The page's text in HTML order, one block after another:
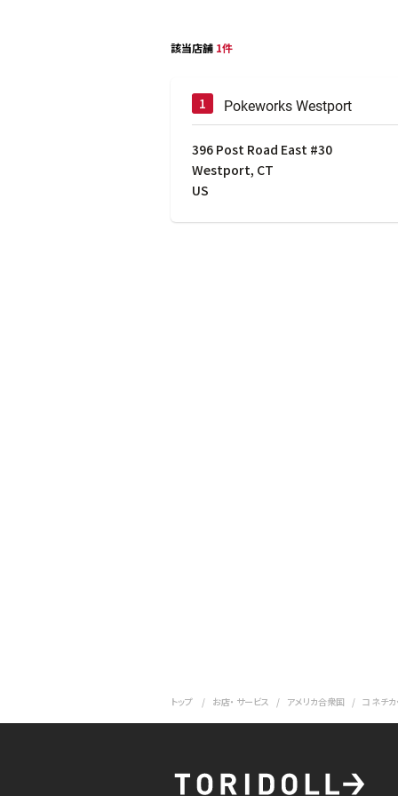
該当店舗 1件
Pokeworks Westport
396 Post Road East #30
Westport, CT
US
トップ お店・ サービス アメリカ合衆国 コネチカ